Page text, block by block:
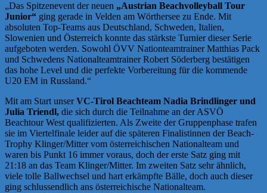
„Das Spitzenevent der neuen „Austrian Beachvolleyball Tour
Junior“ ging gerade in Velden am Wörthersee zu Ende. Mit
absoluten Top-Teams aus Deutschland, Schweden, Italien,
Slowenien und Österreich konnte das stärkste Turnier dieser Serie
aufgeboten werden. Sowohl ÖVV Nationteamtrainer Matthias Pack
und Schwedens Nationalteamtrainer Robert Söderberg bestätigen
das hohe Level und die perfekte Vorbereitung für die kommende
U20 EM in Russland.“
Mit am Start unserVC-Tirol Beachteam Nadia Brindlinger und
Julia Triendl, die sich durch die Teilnahme an der ASVÖ
Beachtour West qualifizierten. Als Zweite der Gruppenphase trafen
sie im Viertelfinale leider auf die späteren Finalistinnen der Beach-
Trophy Klinger/Mitter vom österreichischen Nationalteam und
waren bis Punkt 16 immer voraus, doch der erste Satz ging mit
21:18 an das Team Klinger/Mitter. Im zweiten Satz sehr ähnlich,
viele tolle Ballwechsel und hart erkämpfte Bälle, doch auch dieser
ging schlussendlich ans österreichische Nationalteam.